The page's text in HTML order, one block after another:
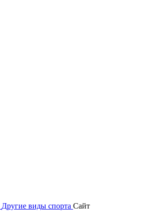
Другие виды спорта Сайт